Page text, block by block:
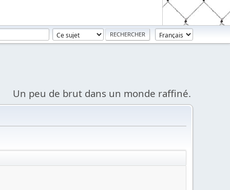
Un peu de brut dans un monde raffiné.